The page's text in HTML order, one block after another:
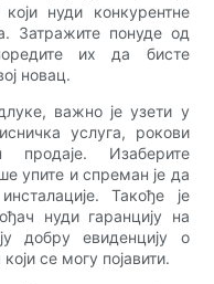
нуди конкурентне
Затражите понуде од
их да бисте
новац.
важно је узети у
услуга, рокови
Изаберите
упите и спреман је да
Такође је
нуди гаранцију на
добру евиденцију о
се могу појавити.